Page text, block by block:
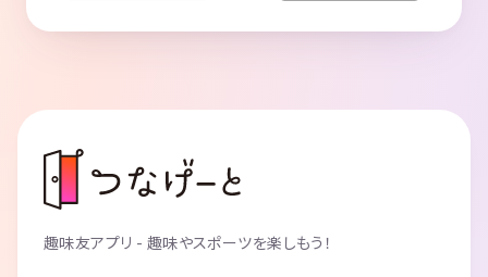
趣味友アプリ - 趣味やスポーツを楽しもう！